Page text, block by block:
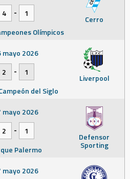
Cerro
4
-
1
Olímpicos
Liverpool
mayo 2026
2
-
1
del Siglo
Defensor
Sporting
mayo 2026
2
-
1
Palermo
mayo 2026